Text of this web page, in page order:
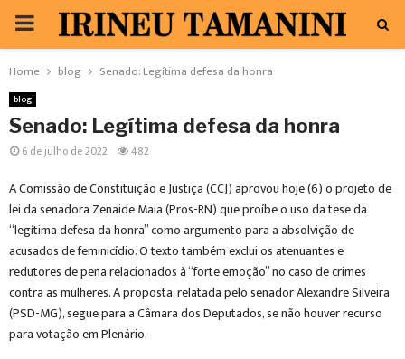
PRIMARY
MENU
Home blog Senado: Legítima defesa da honra
blog
Senado: Legítima defesa da honra
6 de julho de 2022 482
A Comissão de Constituição e Justiça (CCJ) aprovou hoje (6) o projeto de
lei da senadora Zenaide Maia (Pros-RN) que proíbe o uso da tese da
“legítima defesa da honra” como argumento para a absolvição de
acusados de feminicídio. O texto também exclui os atenuantes e
redutores de pena relacionados à “forte emoção” no caso de crimes
contra as mulheres. A proposta, relatada pelo senador Alexandre Silveira
(PSD-MG), segue para a Câmara dos Deputados, se não houver recurso
para votação em Plenário.